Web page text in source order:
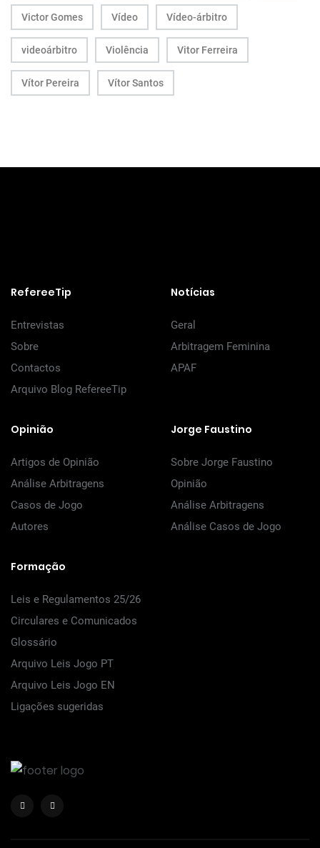
Victor Gomes Vídeo Vídeo-árbitro
videoárbitro Violência Vitor Ferreira
Vítor Pereira Vítor Santos
RefereeTip
Entrevistas
Sobre
Contactos
Arquivo Blog RefereeTip
Notícias
Geral
Arbitragem Feminina
APAF
Opinião
Artigos de Opinião
Análise Arbitragens
Casos de Jogo
Autores
Jorge Faustino
Sobre Jorge Faustino
Opinião
Análise Arbitragens
Análise Casos de Jogo
Formação
Leis e Regulamentos 25/26
Circulares e Comunicados
Glossário
Arquivo Leis Jogo PT
Arquivo Leis Jogo EN
Ligações sugeridas